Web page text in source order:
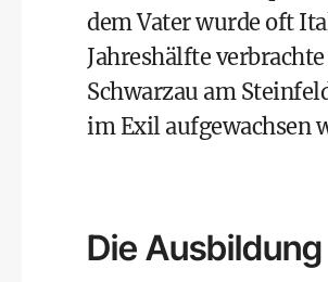
dem Vater wurde oft
Jahreshälfte
Schwarzau am
im Exil aufgewachsen
Die